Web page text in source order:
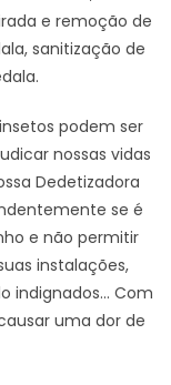
e remoção de
sanitização de
podem ser
nossas vidas
Dedetizadora
se é
e não permitir
instalações,
indignados... Com
uma dor de